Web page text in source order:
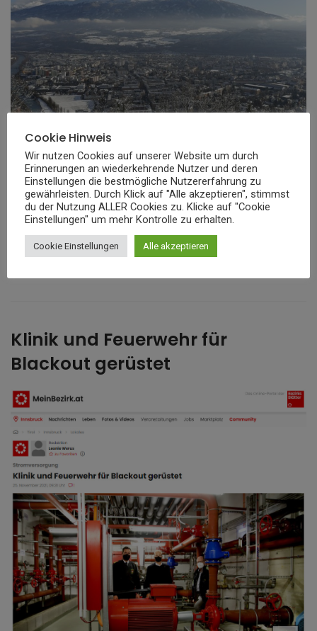
Klinik und Feuerwehr für
Blackout gerüstet
Cookie Hinweis
Wir nutzen Cookies auf unserer Website um durch
Erinnerungen an wiederkehrende Nutzer und deren
Einstellungen die bestmögliche Nutzererfahrung zu
gewährleisten. Durch Klick auf "Alle akzeptieren", stimmst
du der Nutzung ALLER Cookies zu. Klicke auf "Cookie
Einstellungen" um mehr Kontrolle zu erhalten.
Cookie Einstellungen Alle akzeptieren